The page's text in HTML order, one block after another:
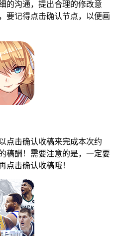
的沟通，提出合理的修改意
要记得点击确认节点，以便画
击确认收稿来完成本次约
稿酬！需要注意的是，一定要
点击确认收稿哦！